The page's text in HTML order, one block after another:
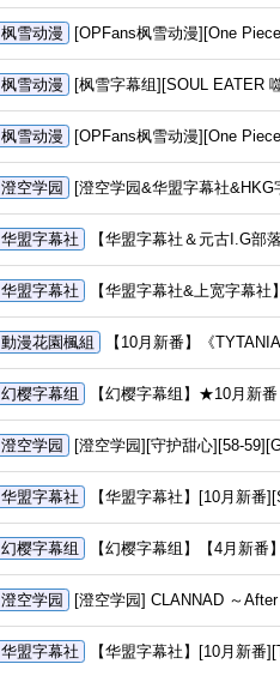
枫雪动漫 [OPFans枫雪动漫][One
枫雪动漫 [枫雪字幕组][SOUL EATER
枫雪动漫 [OPFans枫雪动漫][One
澄空学园 [澄空学园&华盟字幕社
华盟字幕社 【华盟字幕社＆元古I.G
华盟字幕社 【华盟字幕社&上宽字幕
動漫花園楓組 【10月新番】《
幻樱字幕组 【幻樱字幕组】★10月新
澄空学园 [澄空学园][守护甜心][58-
华盟字幕社 【华盟字幕社】[10月新
幻樱字幕组 【幻樱字幕组】【4月新
澄空学园 [澄空学园] CLANNAD ～
华盟字幕社 【华盟字幕社】[10月新番